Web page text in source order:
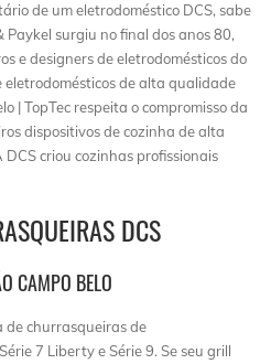
de um eletrodoméstico DCS, sabe
Paykel surgiu no final dos anos 80,
e designers de eletrodomésticos do
de alta qualidade
| TopTec respeita o compromisso da
dispositivos de cozinha de alta
criou cozinhas profissionais
DCS
CAMPO BELO
de churrasqueiras de
7 Liberty e Série 9. Se seu grill